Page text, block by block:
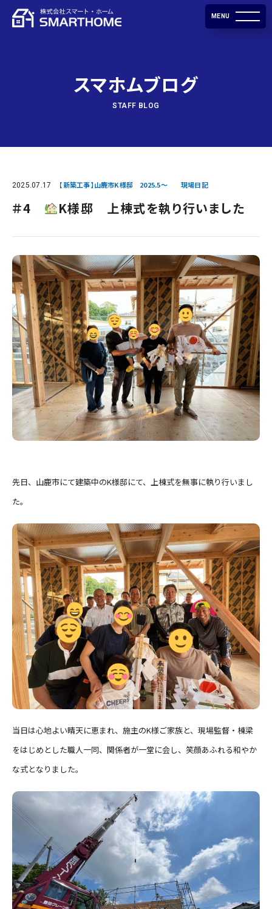
MENU
スマホムブログ
STAFF BLOG
2025.07.17 【新築工事】山鹿市K様邸 2025.5～ 現場日記
＃4 K様邸 上棟式を執り行いました
先日、山鹿市にて建築中のK様邸にて、上棟式を無事に執り行いまし
た。
当日は心地よい晴天に恵まれ、施主のK様ご家族と、現場監督・棟梁
をはじめとした職人一同、関係者が一堂に会し、笑顔あふれる和やか
な式となりました。